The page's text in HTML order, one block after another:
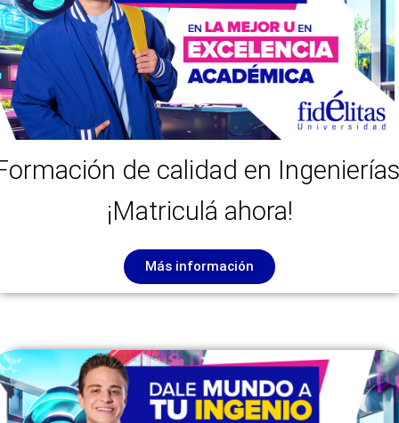
de calidad en
¡Matriculá ahora!
Más información